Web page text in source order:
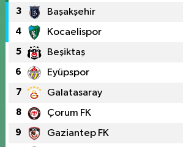
3 Başakşehir
4 Kocaelispor
5 Beşiktaş
6 Eyüpspor
7 Galatasaray
8 Çorum FK
9 Gaziantep FK